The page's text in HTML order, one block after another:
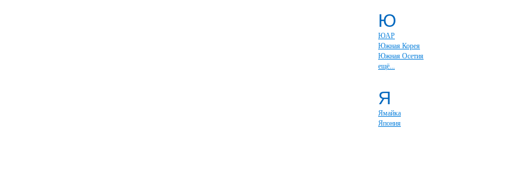
Ю
ЮАР
Южная Корея
Южная Осетия
ещё...
Я
Ямайка
Япония